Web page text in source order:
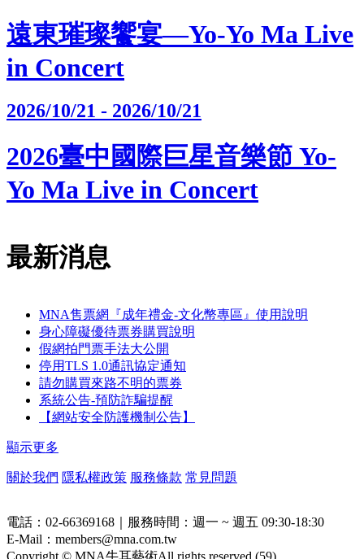
遠東璀璨饗宴—Yo-Yo Ma Live
in Concert
2026/10/21 - 2026/10/21
2026臺中國際巨星音樂節 Yo-
Yo Ma Live in Concert
最新消息
MNA售票網『成年禮金-文化幣專區』使用說明
身心障礙優待票券購買說明
假網拍門票手法大公開
停用TLS 1.0通訊協定通知
請勿購買來路不明的票券
系統公告-預防詐騙提醒
【網站安全防護機制公告】
顯示更多
關於我們 隱私權政策 服務條款 常見問題
電話：02-66369168｜服務時間：週一 ~ 週五 09:30-18:30
E-Mail：members@mna.com.tw
Copyright © MNA牛耳藝術All rights reserved (59)